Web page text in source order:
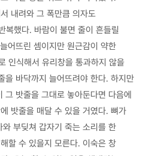
내려와 그 폭만큼 의자도
복했다. 바람이 불면 줄이 흔들릴
어뜨린 셈이지만 원근감이 약한
인식해서 유리창을 통과하지 않을
을 바닥까지 늘어뜨려야 한다. 하지만
밧줄을 그대로 놓아둔다면 다음에
밧줄을 매달 수 있을 거였다. 뼈가
부딪쳐 갑자기 죽는 소리를 한
할 수 있을지 모른다. 이숙은 창